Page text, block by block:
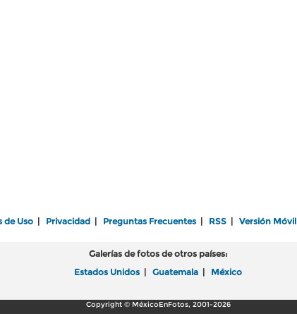
de Uso Privacidad Preguntas Frecuentes RSS Versión Móvil
Galerías de fotos de otros países:
Estados Unidos
Guatemala México
Copyright © MéxicoEnFotos, 2001-2026